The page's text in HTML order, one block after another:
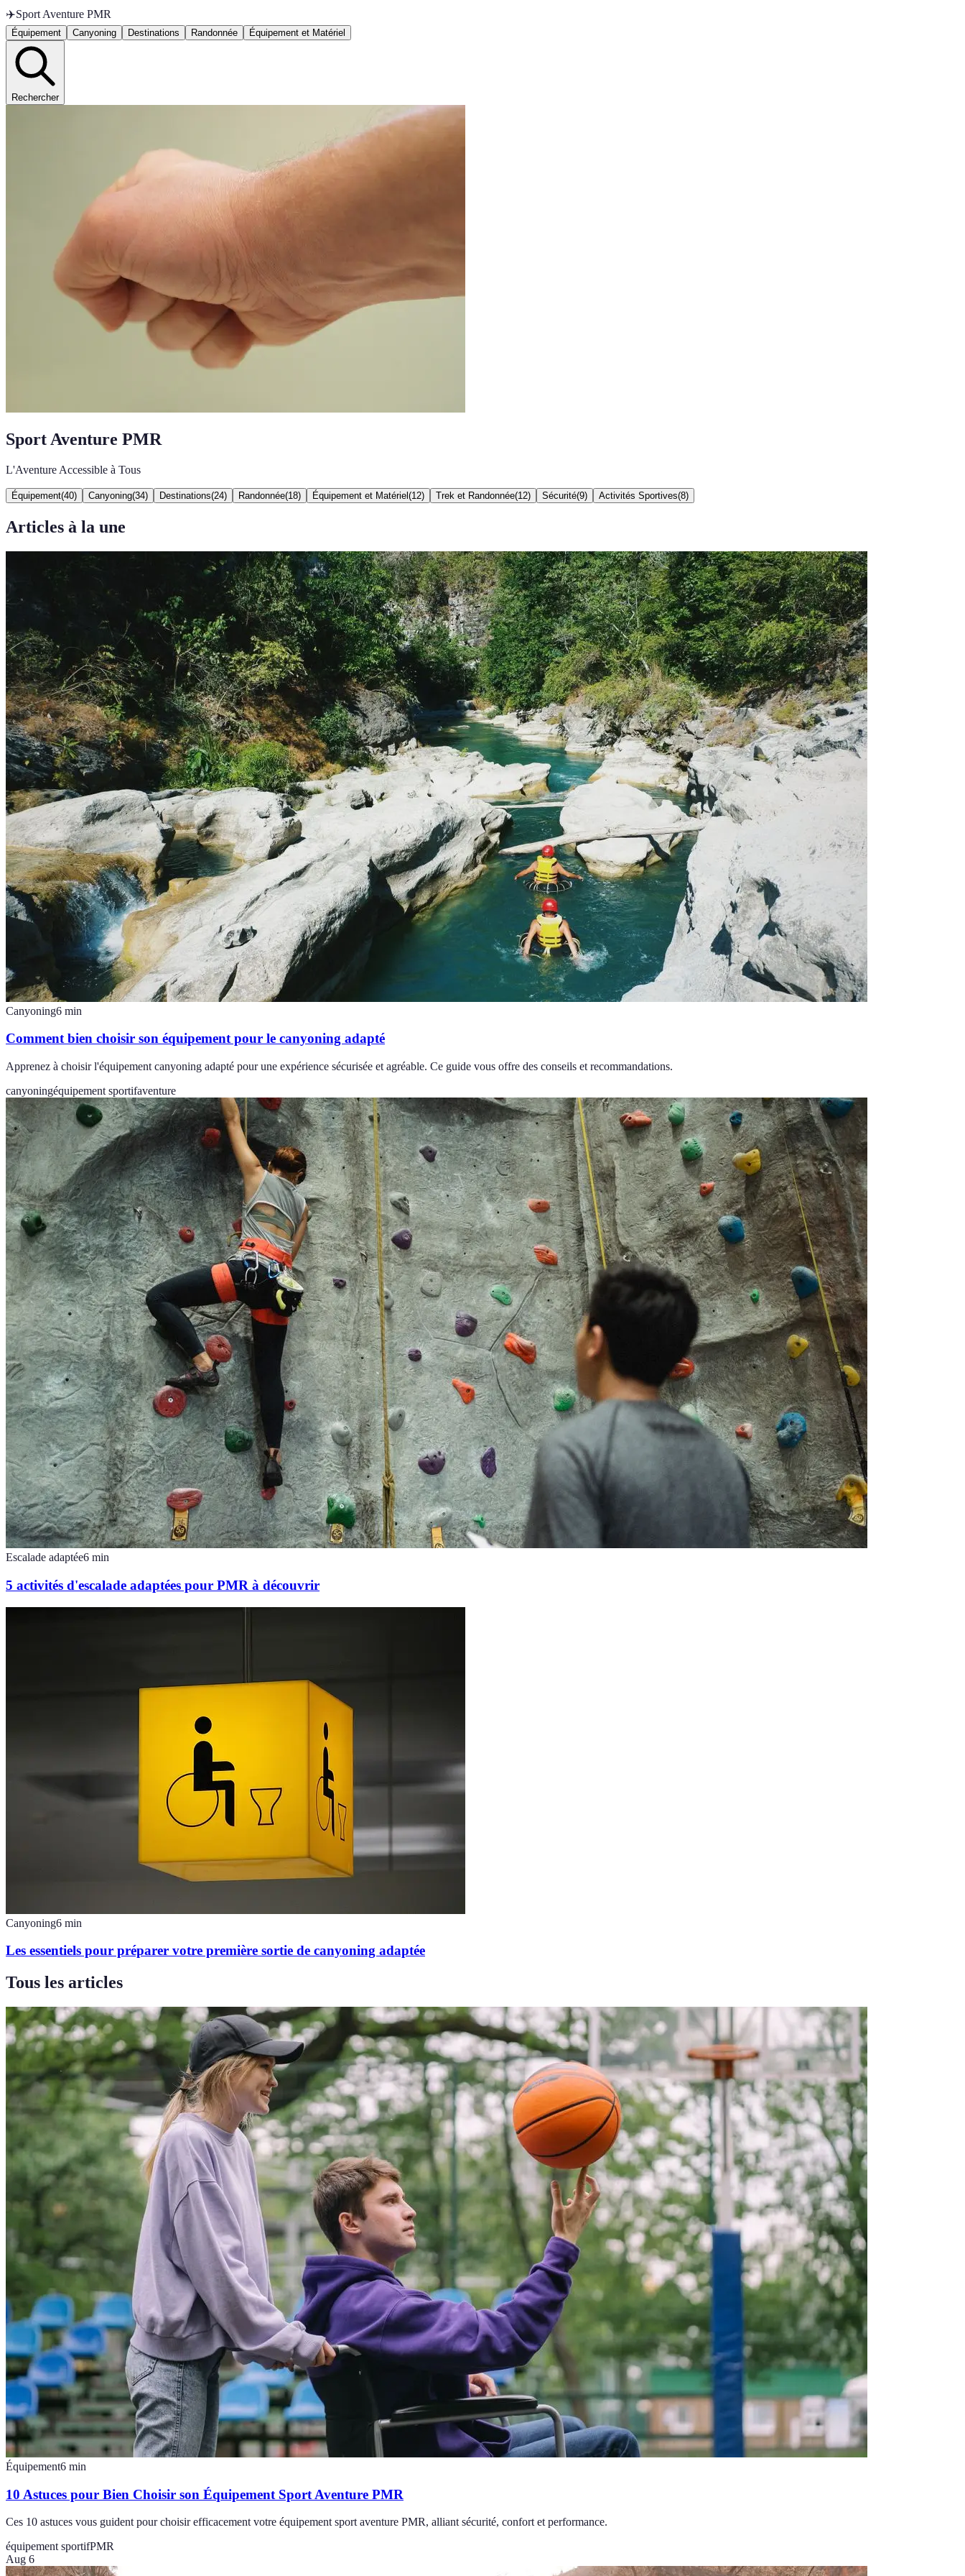
✈️Sport Aventure PMR
Équipement Canyoning Destinations Randonnée Équipement et Matériel
Rechercher
Sport Aventure PMR
L'Aventure Accessible à Tous
Équipement(40) Canyoning(34) Destinations(24) Randonnée(18) Équipement et Matériel (12) Trek et Randonnée(12) Sécurité(9) Activités Sportives(8)
Articles à la une
Canyoning6 min
Comment bien choisir son équipement pour le canyoning adapté
Apprenez à choisir l'équipement canyoning adapté pour une expérience sécurisée et agréable. Ce guide vous offre des conseils et recommandations.
canyoningéquipement sportifaventure
Escalade adaptée6 min
5 activités d'escalade adaptées pour PMR à découvrir
Canyoning6 min
Les essentiels pour préparer votre première sortie de canyoning adaptée
Tous les articles
Équipement6 min
10 Astuces pour Bien Choisir son Équipement Sport Aventure PMR
Ces 10 astuces vous guident pour choisir efficacement votre équipement sport aventure PMR, alliant sécurité, confort et performance.
équipement sportifPMR
Aug 6